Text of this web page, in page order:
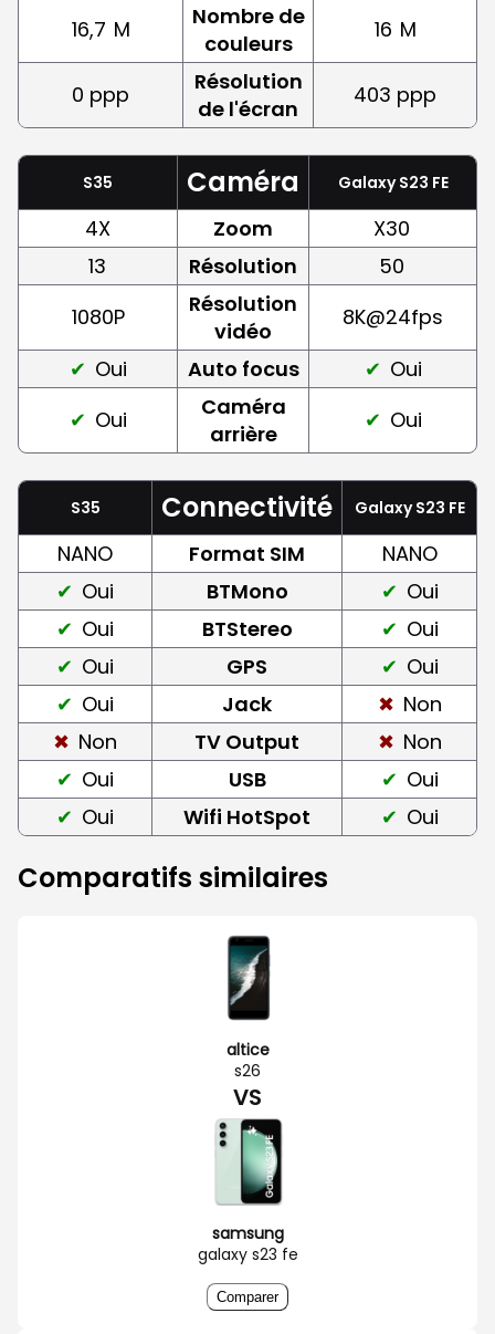
16,7 M
Nombre de
couleurs
16 M
0 ppp
Résolution
de l'écran
403 ppp
S35 Caméra Galaxy S23 FE
4X Zoom
X30
13
Résolution
50
1080P
Résolution
vidéo
8K@24fps
Oui
Auto focus
Oui
Oui
Caméra
arrière
Oui
S35 Connectivité Galaxy S23 FE
NANO Format SIM
NANO
Oui
BTMono
Oui
Oui
BTStereo
Oui
Oui
GPS
Oui
Oui
Jack
Non
Non
TV Output
Non
Oui
USB
Oui
Oui
Wifi HotSpot Oui
Comparatifs similaires
altice
s26
VS
samsung
galaxy s23 fe
Comparer